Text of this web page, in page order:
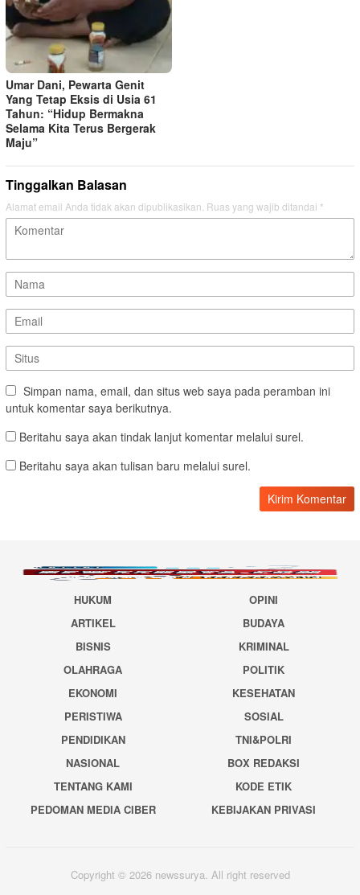
Umar Dani, Pewarta Genit
Yang Tetap Eksis di Usia 61
Tahun: “Hidup Bermakna
Selama Kita Terus Bergerak
Maju”
Tinggalkan Balasan
Alamat email Anda tidak akan dipublikasikan. Ruas yang wajib ditandai *
Simpan nama, email, dan situs web saya pada peramban ini
untuk komentar saya berikutnya.
Beritahu saya akan tindak lanjut komentar melalui surel.
Beritahu saya akan tulisan baru melalui surel.
HUKUM
OPINI
ARTIKEL
BUDAYA
BISNIS
KRIMINAL
OLAHRAGA
POLITIK
EKONOMI
KESEHATAN
PERISTIWA
SOSIAL
PENDIDIKAN
TNI&POLRI
NASIONAL
BOX REDAKSI
TENTANG KAMI
KODE ETIK
PEDOMAN MEDIA CIBER
KEBIJAKAN PRIVASI
Copyright © 2026 newssurya. All right reserved